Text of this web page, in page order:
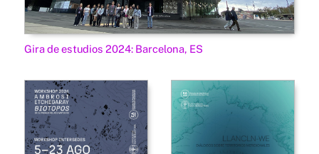
Gira de estudios 2024: Barcelona, ES